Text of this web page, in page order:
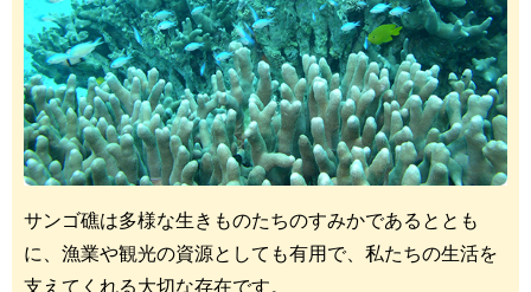
サンゴ礁は多様な生きものたちのすみかであるととも
に、漁業や観光の資源としても有用で、私たちの生活を
支えてくれる大切な存在です。